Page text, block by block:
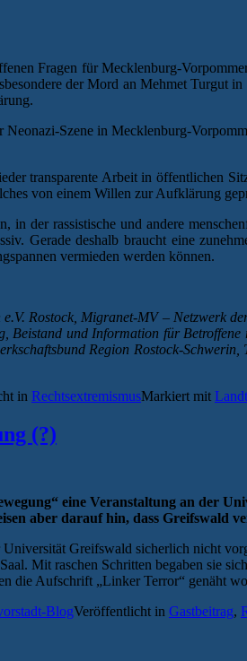
Fragen für Mecklenburg-
der Mord an Mehmet Turgut
Neonazi-Szene in Mecklenburg-
transparente Arbeit in öffentlichen
von einem Willen zur Aufklärung
in der rassistische und andere
Gerade deshalb braucht eine
vermieden werden können.
Rostock, Migranet-MV – Netzwerk
Beistand und Information für Betroffene
Region Rostock-
in RechtsextremismusMarkiert mit
(?)
eine Veranstaltung an der
aber darauf hin, dass Greifswald
Greifswald sicherlich nicht
Mit raschen Schritten begaben sie
die Aufschrift „Linker Terror“ genäht
BlogVeröffentlicht in Gastbeitrag,